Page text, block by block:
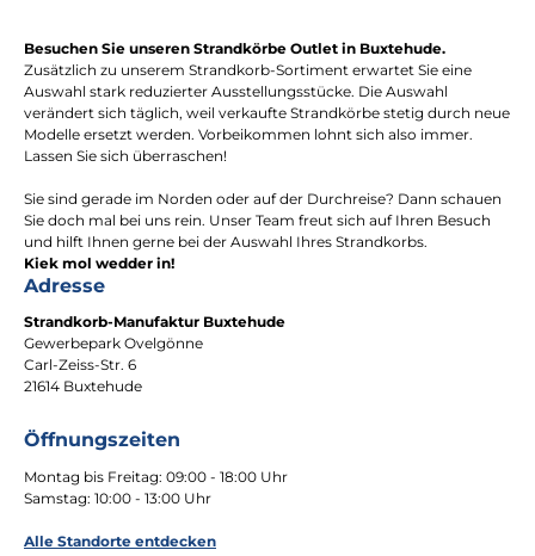
Besuchen Sie unseren Strandkörbe Outlet in Buxtehude.
Zusätzlich zu unserem Strandkorb-Sortiment erwartet Sie eine
Auswahl stark reduzierter Ausstellungsstücke. Die Auswahl
verändert sich täglich, weil verkaufte Strandkörbe stetig durch neue
Modelle ersetzt werden. Vorbeikommen lohnt sich also immer.
Lassen Sie sich überraschen!
Sie sind gerade im Norden oder auf der Durchreise? Dann schauen
Sie doch mal bei uns rein. Unser Team freut sich auf Ihren Besuch
und hilft Ihnen gerne bei der Auswahl Ihres Strandkorbs.
Kiek mol wedder in!
Adresse
Strandkorb-Manufaktur Buxtehude
Gewerbepark Ovelgönne
Carl-Zeiss-Str. 6
21614 Buxtehude
Öffnungszeiten
Montag bis Freitag: 09:00 - 18:00 Uhr
Samstag: 10:00 - 13:00 Uhr
Alle Standorte entdecken